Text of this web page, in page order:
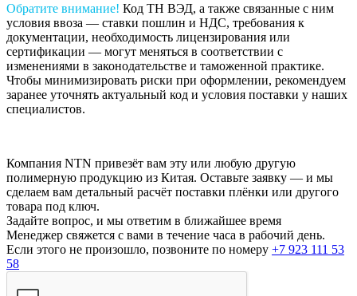
Обратите внимание! Код ТН ВЭД, а также связанные с ним
условия ввоза — ставки пошлин и НДС, требования к
документации, необходимость лицензирования или
сертификации — могут меняться в соответствии с
изменениями в законодательстве и таможенной практике.
Чтобы минимизировать риски при оформлении, рекомендуем
заранее уточнять актуальный код и условия поставки у наших
специалистов.
Компания NTN привезёт вам эту или любую другую
полимерную продукцию из Китая. Оставьте заявку — и мы
сделаем вам детальный расчёт поставки плёнки или другого
товара под ключ.
Задайте вопрос, и мы ответим в ближайшее время
Менеджер свяжется с вами в течение часа в рабочий день.
Если этого не произошло, позвоните по номеру +7 923 111 53
58